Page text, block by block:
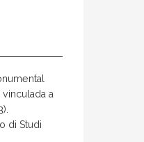
a
di Studi